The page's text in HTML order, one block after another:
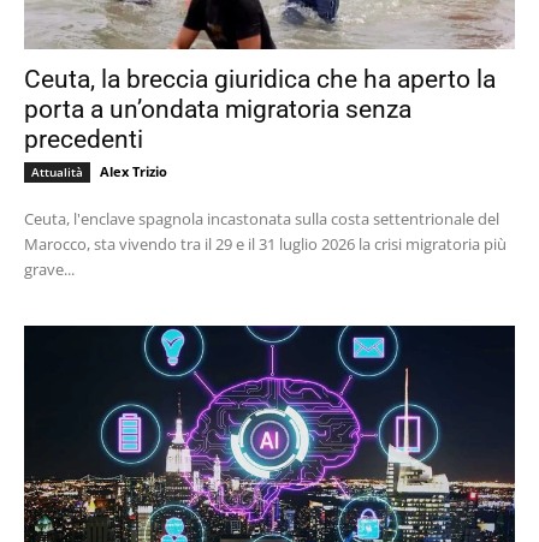
Ceuta, la breccia giuridica che ha aperto la
porta a un’ondata migratoria senza
precedenti
Attualità Alex Trizio
Ceuta, l'enclave spagnola incastonata sulla costa settentrionale del
Marocco, sta vivendo tra il 29 e il 31 luglio 2026 la crisi migratoria più
grave...